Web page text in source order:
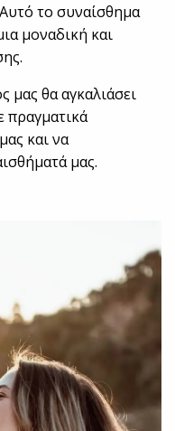
το συναίσθημα
μοναδική και
μας θα αγκαλιάσει
πραγματικά
και να
μας.